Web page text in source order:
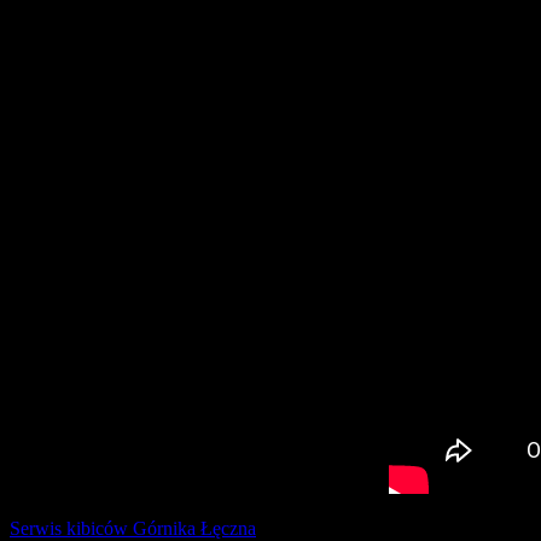
Serwis kibiców Górnika Łęczna